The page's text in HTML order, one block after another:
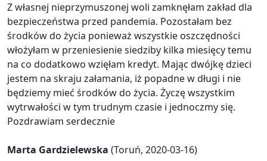
Z własnej nieprzymuszonej woli zamknęłam zakład dla
bezpieczeństwa przed pandemia. Pozostałam bez
środków do życia ponieważ wszystkie oszczędności
włożyłam w przeniesienie siedziby kilka miesięcy temu
na co dodatkowo wzięłam kredyt. Mając dwójkę dzieci
jestem na skraju załamania, iż popadne w długi i nie
będziemy mieć środków do życia. Życzę wszystkim
wytrwałości w tym trudnym czasie i jednoczmy się.
Pozdrawiam serdecznie
Marta Gardzielewska (Toruń, 2020-03-16)